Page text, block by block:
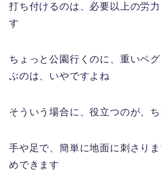
打ち付けるのは、必要以上の労
す
ちょっと公園行くのに、重いペ
ぶのは、いやですよね
そういう場合に、役立つのが、
手や足で、簡単に地面に刺さり
めできます